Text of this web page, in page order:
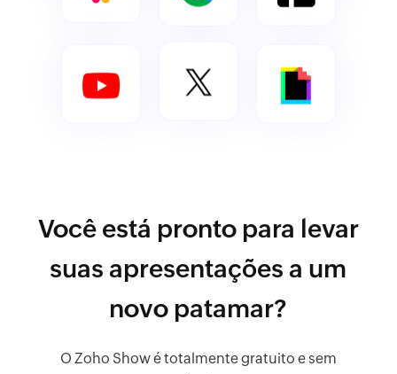
Você está pronto para levar
suas apresentações a um
novo patamar?
O Zoho Show é totalmente gratuito e sem